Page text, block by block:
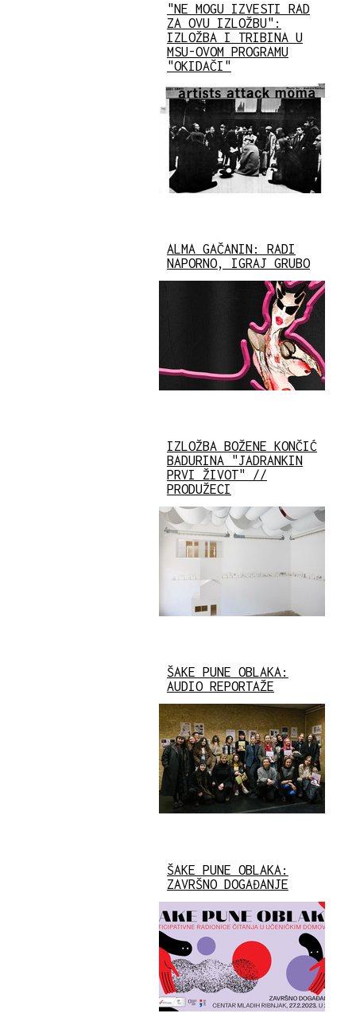
"NE MOGU IZVESTI RAD
ZA OVU IZLOŽBU":
IZLOŽBA I TRIBINA U
MSU-OVOM PROGRAMU
"OKIDAČI"
ALMA GAČANIN: RADI
NAPORNO, IGRAJ GRUBO
IZLOŽBA BOŽENE KONČIĆ
BADURINA "JADRANKIN
PRVI ŽIVOT" //
PRODUŽECI
ŠAKE PUNE OBLAKA:
AUDIO REPORTAŽE
ŠAKE PUNE OBLAKA:
ZAVRŠNO DOGAĐANJE